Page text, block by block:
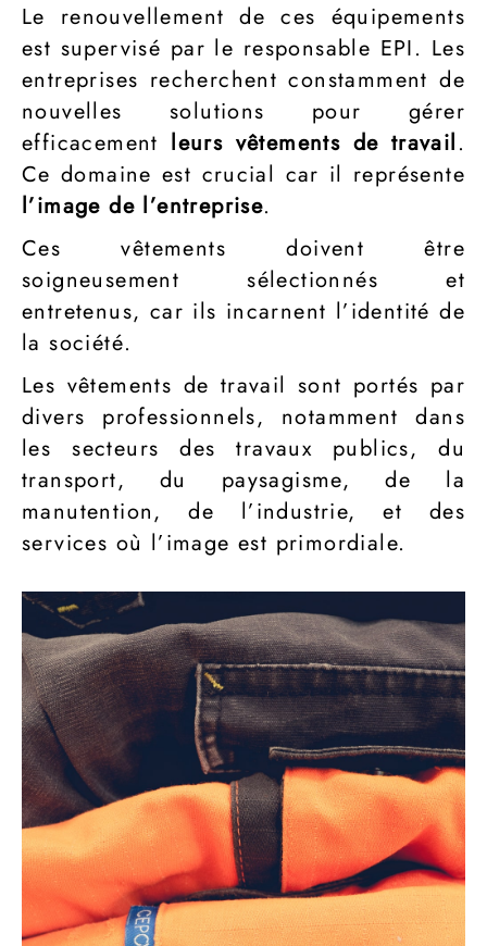
Le renouvellement de ces équipements
est supervisé par le responsable EPI. Les
entreprises recherchent constamment de
nouvelles solutions pour gérer
efficacement leurs vêtements de travail.
Ce domaine est crucial car il représente
l’image de l’entreprise.
Ces vêtements doivent être
soigneusement sélectionnés et
entretenus, car ils incarnent l’identité de
la société.
Les vêtements de travail sont portés par
divers professionnels, notamment dans
les secteurs des travaux publics, du
transport, du paysagisme, de la
manutention, de l’industrie, et des
services où l’image est primordiale.